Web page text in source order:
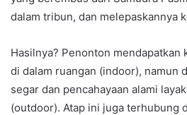
dalam tribun, dan melepaskannya
Hasilnya? Penonton mendapatkan
di dalam ruangan (indoor), namun
segar dan pencahayaan alami
(outdoor). Atap ini juga terhubung